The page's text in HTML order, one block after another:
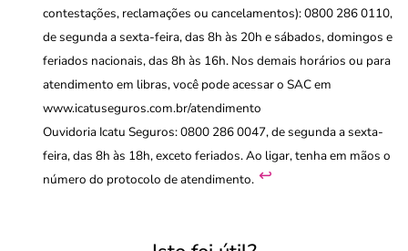
contestações, reclamações ou cancelamentos): 0800 286 0110,
de segunda a sexta-feira, das 8h às 20h e sábados, domingos e
feriados nacionais, das 8h às 16h. Nos demais horários ou para
atendimento em libras, você pode acessar o SAC em
www.icatuseguros.com.br/atendimento
Ouvidoria Icatu Seguros: 0800 286 0047, de segunda a sexta-
feira, das 8h às 18h, exceto feriados. Ao ligar, tenha em mãos o
número do protocolo de atendimento. ↩︎